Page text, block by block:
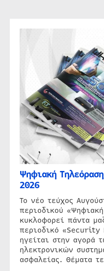
Ψηφιακή
2026
Το νέο τεύχος
περιοδικού
κυκλοφορεί πάντα
περιοδικό
ηγείται στην αγορά
ηλεκτρονικών
ασφαλείας. Θέματα